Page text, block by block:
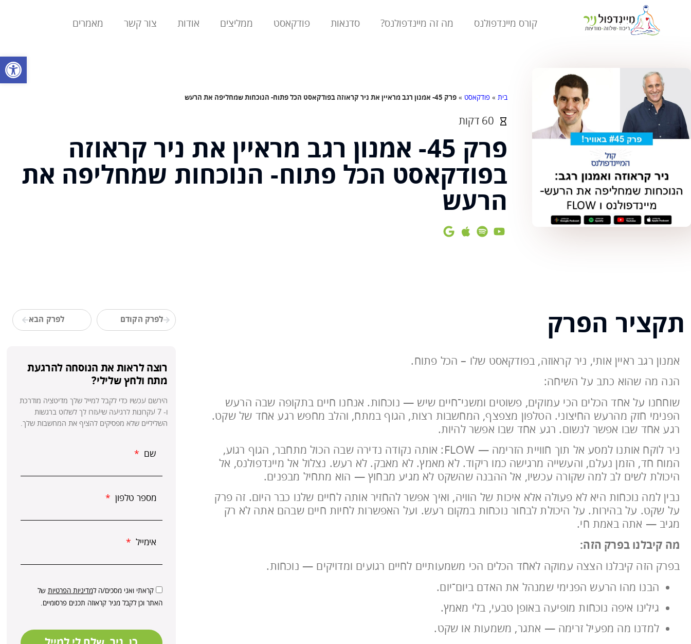
קורס מיינדפולנס מה זה מיינדפולנס? סדנאות פודקאסט ממליצים אודות צור קשר מאמרים
בית» פודקאסט » פרק 45- אמנון רגב מראיין את ניר קראוזה בפודקאסט הכל פתוח- הנוכחות שמחליפה את הרעש
60 דקות
פרק 45- אמנון רגב מראיין את ניר קראוזה
בפודקאסט הכל פתוח- הנוכחות שמחליפה את
הרעש
תקציר הפרק
אמנון רגב ראיין אותי, ניר קראוזה, בפודקאסט שלו – הכל פתוח.
הנה מה שהוא כתב על השיחה:
שוחחנו על אחד הכלים הכי עמוקים, פשוטים ומשני־חיים שיש — נוכחות. אנחנו חיים בתקופה שבה הרעש
הפנימי חזק מהרעש החיצוני. הטלפון מצפצף, המחשבות רצות, הגוף במתח, והלב מחפש רגע אחד של שקט.
רגע אחד שבו אפשר לנשום. רגע אחד שבו אפשר להיות.
ניר לוקח אותנו למסע אל תוך חוויית הזרימה — FLOW: אותה נקודה נדירה שבה הכול מתחבר, הגוף רגוע,
המוח חד, הזמן נעלם, והעשייה מרגישה כמו ריקוד. לא מאמץ. לא מאבק. לא רעש. נצלול אל מיינדפולנס, אל
היכולת לשים לב למה שקורה עכשיו, אל ההבנה שהשקט לא מגיע מבחוץ — הוא מתחיל מבפנים.
נבין למה נוכחות היא לא פעולה אלא איכות של הוויה, ואיך אפשר להחזיר אותה לחיים שלנו כבר היום. זה פרק
על שקט. על בהירות. על היכולת לבחור נוכחות במקום רעש. ועל האפשרות לחיות חיים שבהם אתה לא רק
מגיב — אתה באמת חי.
מה קיבלנו בפרק הזה:
בפרק הזה קיבלנו הצצה עמוקה לאחד הכלים הכי משמעותיים לחיים רגועים ומדויקים — נוכחות.
הבנו מהו הרעש הפנימי שמנהל את האדם ביום־יום.
גילינו איפה נוכחות מופיעה באופן טבעי, בלי מאמץ.
למדנו מה מפעיל זרימה — אתגר, משמעות או שקט.
לפרק הקודם לפרק הבא
רוצה לראות את הנוסחה להרגעת
מתח ולחץ שלילי?
​הירשם עכשיו כדי לקבל למייל שלך מדיטציה מודרכת
ו- 7 עקרונות לרגיעה שיעזרו לך לשלוט ברגשות
השליליים שלא מפסיקים להציף את המחשבות שלך.
שם
מספר טלפון
אימייל
קראתי ואני מסכים/ה למדיניות הפרטיות של
האתר וכן לקבל מניר קראוזה תכנים פרסומיים.
פתח